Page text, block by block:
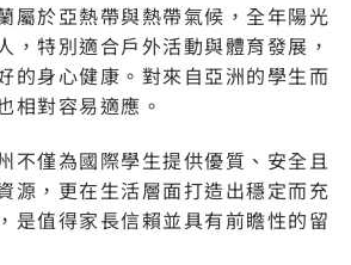
屬於亞熱帶與熱帶氣候，全年陽光
，特別適合戶外活動與體育發展，
的身心健康。對來自亞洲的學生而
相對容易適應。
不僅為國際學生提供優質、安全且
源，更在生活層面打造出穩定而充
是值得家長信賴並具有前瞻性的留